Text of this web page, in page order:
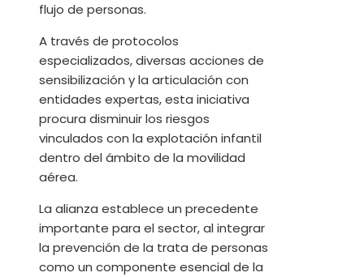
flujo de personas.
A través de protocolos
especializados, diversas acciones de
sensibilización y la articulación con
entidades expertas, esta iniciativa
procura disminuir los riesgos
vinculados con la explotación infantil
dentro del ámbito de la movilidad
aérea.
La alianza establece un precedente
importante para el sector, al integrar
la prevención de la trata de personas
como un componente esencial de la